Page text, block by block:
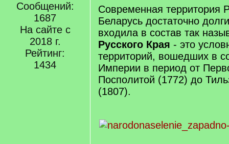
Сообщений:
1687
На сайте с
2018 г.
Рейтинг:
1434
Современная территория
Беларусь достаточно
входила в состав так
Русского Края - это
территорий, вошедших в
Империи в период от
Посполитой (1772) до
(1807).